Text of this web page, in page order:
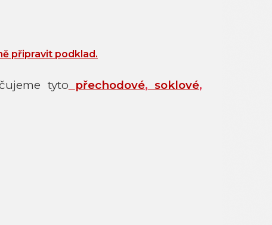
připravit podklad.
tyto přechodové, soklové,